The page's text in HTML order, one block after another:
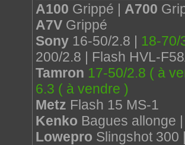
A100 Grippé | A700
A7V Grippé
Sony 16-50/2.8 | 18-70/
200/2.8 | Flash HVL-
Tamron 17-50/2.8 ( à
6.3 ( à vendre )
Metz Flash 15 MS-1
Kenko Bagues allonge
Lowepro Slingshot 300